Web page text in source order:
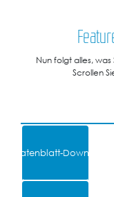
Nun folgt alles,
Scrollen
Datenblatt-Download